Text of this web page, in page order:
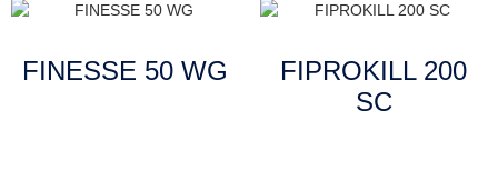
FINESSE 50 WG
FIPROKILL 200
SC